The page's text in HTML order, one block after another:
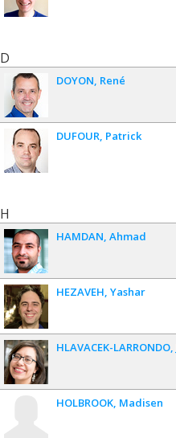
D
DOYON René
DUFOUR Patrick
H
HAMDAN Ahmad
HEZAVEH Yashar
HLAVACEK-LARRONDO
HOLBROOK Madisen